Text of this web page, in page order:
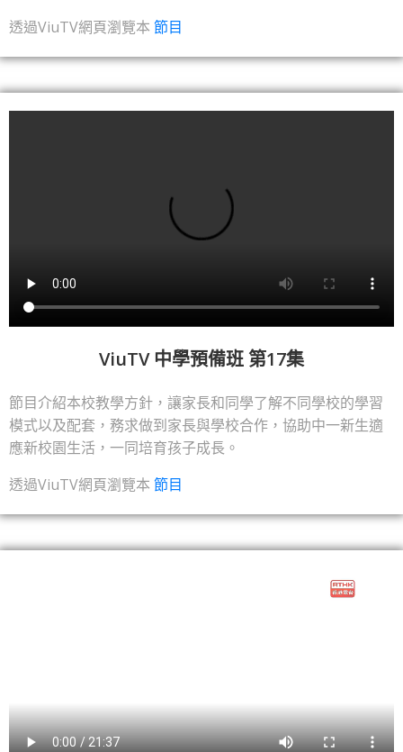
透過ViuTV網頁瀏覽本 節目
ViuTV 中學預備班 第17集
節目介紹本校教學方針，讓家長和同學了解不同學校的學習
模式以及配套，務求做到家長與學校合作，協助中一新生適
應新校園生活，一同培育孩子成長。
透過ViuTV網頁瀏覽本 節目